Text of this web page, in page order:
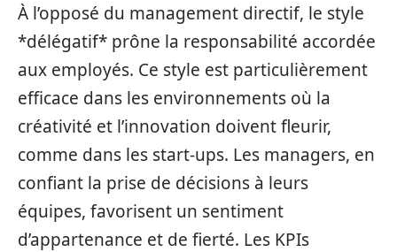
À l’opposé du management directif, le style
*délégatif* prône la responsabilité accordée
aux employés. Ce style est particulièrement
efficace dans les environnements où la
créativité et l’innovation doivent fleurir,
comme dans les start-ups. Les managers, en
confiant la prise de décisions à leurs
équipes, favorisent un sentiment
d’appartenance et de fierté. Les KPIs